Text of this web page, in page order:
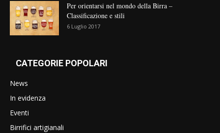
Per orientarsi nel mondo della Birra –
Classificazione e stili
6 Luglio 2017
CATEGORIE POPOLARI
News
In evidenza
Eventi
Birrifici artigianali